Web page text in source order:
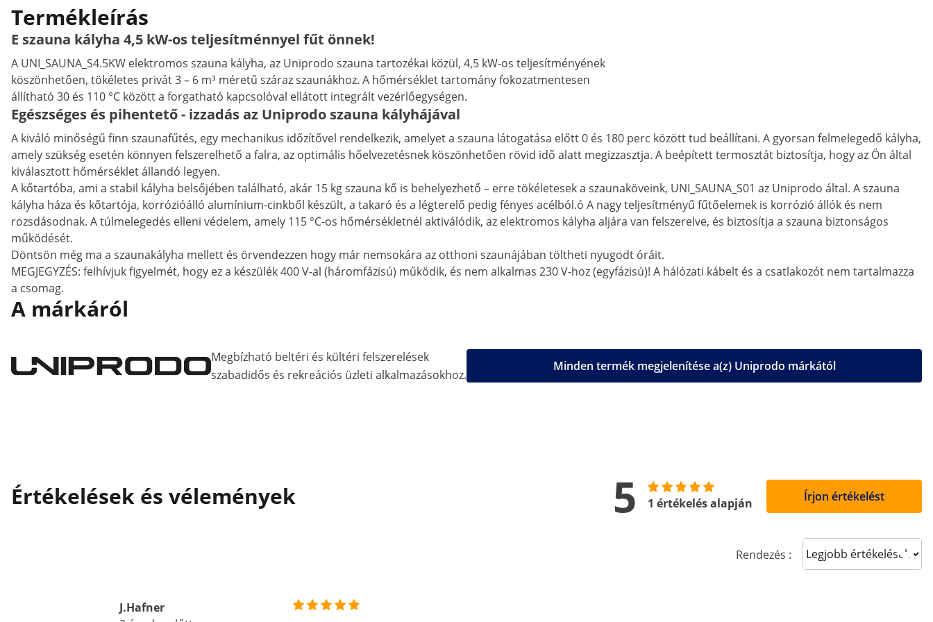
Termékleírás
E szauna kályha 4,5 kW-os teljesítménnyel fűt önnek!
A UNI_SAUNA_S4.5KW elektromos szauna kályha, az Uniprodo szauna tartozékai közül, 4,5 kW-os teljesítményének
köszönhetően, tökéletes privát 3 – 6 m³ méretű száraz szaunákhoz. A hőmérséklet tartomány fokozatmentesen
állítható 30 és 110 °C között a forgatható kapcsolóval ellátott integrált vezérlőegységen.
Egészséges és pihentető - izzadás az Uniprodo szauna kályhájával
A kiváló minőségű finn szaunafűtés, egy mechanikus időzítővel rendelkezik, amelyet a szauna látogatása előtt 0 és 180 perc között tud beállítani. A gyorsan felmelegedő kályha,
amely szükség esetén könnyen felszerelhető a falra, az optimális hőelvezetésnek köszönhetően rövid idő alatt megizzasztja. A beépített termosztát biztosítja, hogy az Ön által
kiválasztott hőmérséklet állandó legyen.
A kőtartóba, ami a stabil kályha belsőjében található, akár 15 kg szauna kő is behelyezhető – erre tökéletesek a szaunaköveink, UNI_SAUNA_S01 az Uniprodo által. A szauna
kályha háza és kőtartója, korrózióálló alumínium-cinkből készült, a takaró és a légterelő pedig fényes acélból.ó A nagy teljesítményű fűtőelemek is korrózió állók és nem
rozsdásodnak. A túlmelegedés elleni védelem, amely 115 °C-os hőmérsékletnél aktiválódik, az elektromos kályha aljára van felszerelve, és biztosítja a szauna biztonságos
működését.
Döntsön még ma a szaunakályha mellett és örvendezzen hogy már nemsokára az otthoni szaunájában töltheti nyugodt óráit.
MEGJEGYZÉS: felhívjuk figyelmét, hogy ez a készülék 400 V-al (háromfázisú) működik, és nem alkalmas 230 V-hoz (egyfázisú)! A hálózati kábelt és a csatlakozót nem tartalmazza
a csomag.
A márkáról
Megbízható beltéri és kültéri felszerelések
szabadidős és rekreációs üzleti alkalmazásokhoz.
Minden termék megjelenítése a(z) Uniprodo márkától
Értékelések és vélemények 5 1 értékelés alapján Írjon értékelést
Rendezés : Sort reviews
J.Hafner